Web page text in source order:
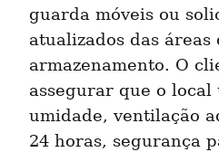
guarda móveis ou
atualizados das áreas
armazenamento. O
assegurar que o
umidade, ventilação
24 horas, segurança